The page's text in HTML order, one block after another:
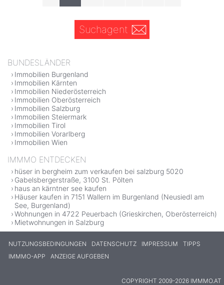
Suchagent
BUNDESLÄNDER
Immobilien Burgenland
Immobilien Kärnten
Immobilien Niederösterreich
Immobilien Oberösterreich
Immobilien Salzburg
Immobilien Steiermark
Immobilien Tirol
Immobilien Vorarlberg
Immobilien Wien
IMMMO ENTDECKEN
hüser in bergheim zum verkaufen bei salzburg 5020
Gabelsbergerstraße, 3100 St. Pölten
haus an kärntner see kaufen
Häuser kaufen in 7151 Wallern im Burgenland (Neusiedl am
See, Burgenland)
Wohnungen in 4722 Peuerbach (Grieskirchen, Oberösterreich)
Mietwohnungen in Salzburg
NUTZUNGSBEDINGUNGEN DATENSCHUTZ IMPRESSUM
TIPPS
IMMMO-APP
ANZEIGE AUFGEBEN
COPYRIGHT 2009-2026 IMMMO.AT